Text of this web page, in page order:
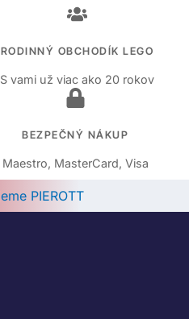
RODINNÝ OBCHODÍK LEGO
S vami už viac ako 20 rokov
BEZPEČNÝ NÁKUP
Maestro, MasterCard, Visa